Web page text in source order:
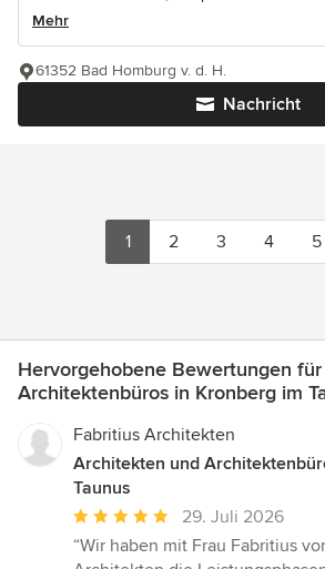
Mehr
Nachricht
61352 Bad Homburg v. d. H.
1 2 3 4 5
Hervorgehobene Bewertungen
Architektenbüros in Kronberg im
Fabritius Architekten
Architekten und
Taunus
Durchschnittliche
Bewertung:
29. Juli 2026
“Wir haben mit Frau Fabritius